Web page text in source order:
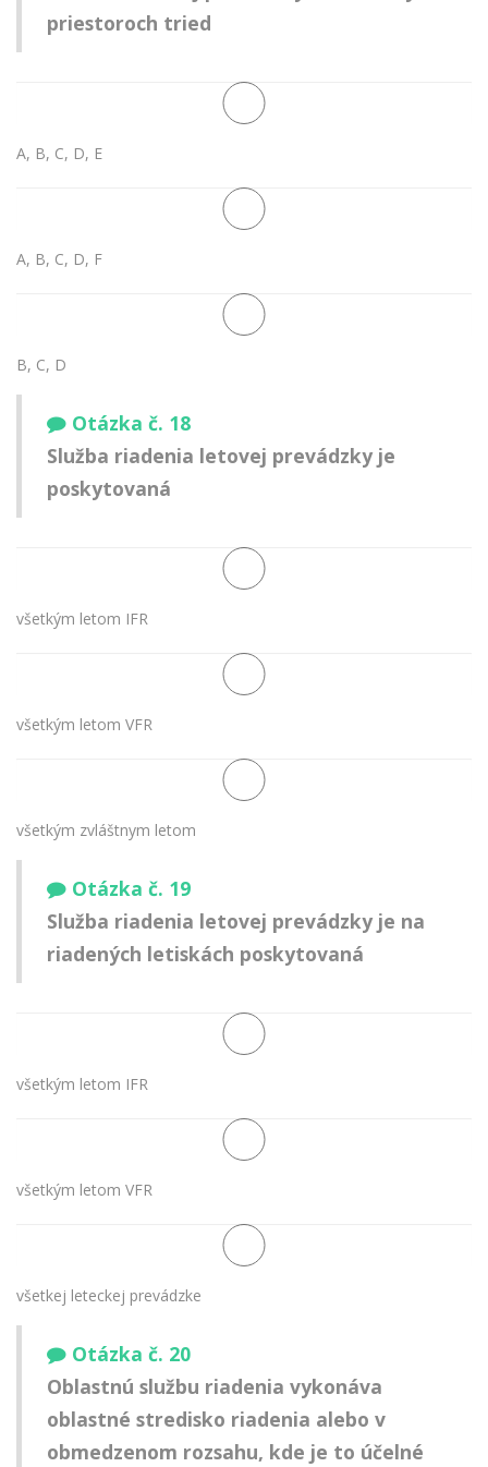
priestoroch tried
A, B, C, D, E
A, B, C, D, F
B, C, D
Otázka č. 18
Služba riadenia letovej prevádzky je
poskytovaná
všetkým letom IFR
všetkým letom VFR
všetkým zvláštnym letom
Otázka č. 19
Služba riadenia letovej prevádzky je na
riadených letiskách poskytovaná
všetkým letom IFR
všetkým letom VFR
všetkej leteckej prevádzke
Otázka č. 20
Oblastnú službu riadenia vykonáva
oblastné stredisko riadenia alebo v
obmedzenom rozsahu, kde je to účelné